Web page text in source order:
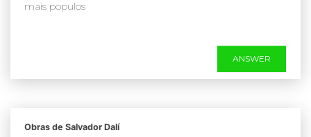
mais populos
ANSWER
Obras de Salvador Dalí